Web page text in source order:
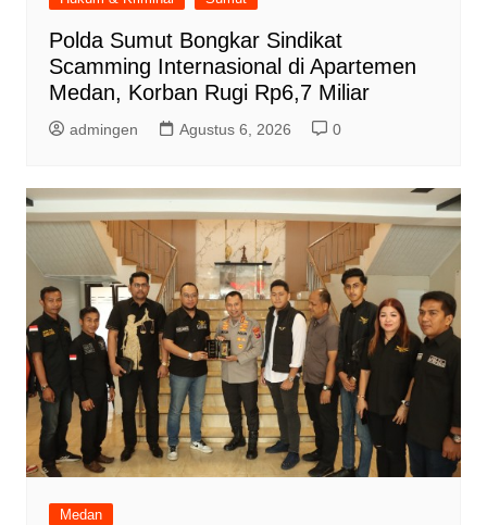
Polda Sumut Bongkar Sindikat
Scamming Internasional di Apartemen
Medan, Korban Rugi Rp6,7 Miliar
admingen Agustus 6, 2026 0
Medan